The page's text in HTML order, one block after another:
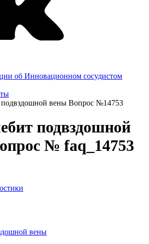
об Инновационном сосудистом
подвздошной вены Вопрос №14753
подвздошной
№ faq_14753
вены